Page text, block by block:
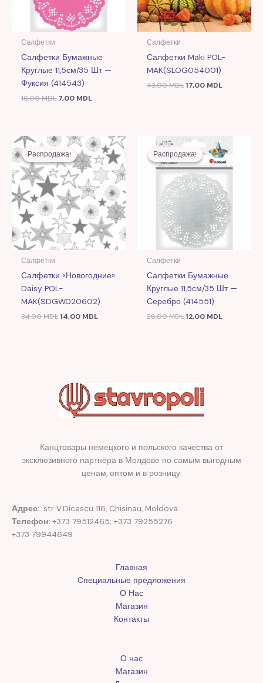
Салфетки
Салфетки Бумажные
Круглые 11,5см/35 Шт —
Фуксия (414543)
16,00MDL 7,00 MDL
Салфетки
Салфетки Maki POL-
MAK(SLOG054001)
43,00MDL17,00 MDL
Распродажа!
Распродажа!
Салфетки
Салфетки «Новогодние»
Daisy POL-
MAK(SDGW020602)
34,00MDL
Первоначальная
цена
составляла
34,00 MDL.
14,00 MDL
Текущая
цена:
14,00 MDL.
Распродажа!
Распродажа!
Салфетки
Салфетки Бумажные
Круглые 11,5см/35 Шт —
Серебро (414551)
26,00MDL
Первоначальная
цена
составляла
26,00 MDL.
12,00 MDL
цена:
12,00 MDL.
Канцтовары немецкого и польского качества от
эксклюзивного партнёра в Молдове по самым выгодным
ценам, оптом и в розницу.
Адрес: str V.Dicescu 116, Chisinau, Moldova.
Телефон: +373 79512465; +373 79255276
+373 79944649
Главная
Специальные предложения
О Нас
Магазин
Контакты
О нас
Магазин